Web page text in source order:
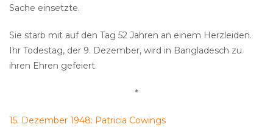
Sache einsetzte.
Sie starb mit auf den Tag 52 Jahren an einem Herzleiden.
Ihr Todestag, der 9. Dezember, wird in Bangladesch zu
ihren Ehren gefeiert.
*
15. Dezember 1948: Patricia Cowings